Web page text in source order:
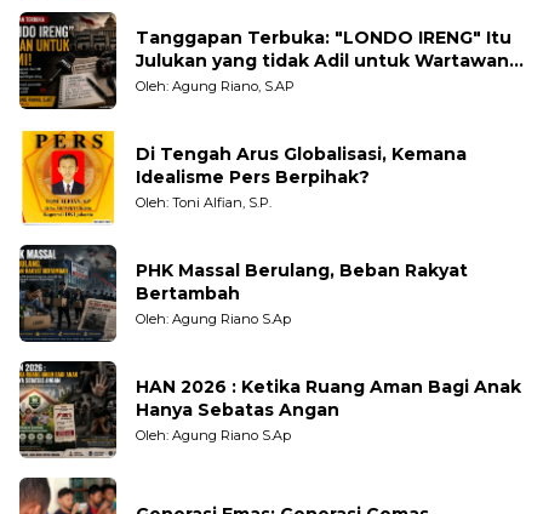
Tanggapan Terbuka: "LONDO IRENG" Itu
Julukan yang tidak Adil untuk Wartawan,
Pengamat dan LSM
Oleh: Agung Riano, S.AP
Di Tengah Arus Globalisasi, Kemana
Idealisme Pers Berpihak?
Oleh: Toni Alfian, S.P.
PHK Massal Berulang, Beban Rakyat
Bertambah
Oleh: Agung Riano S.Ap
HAN 2026 : Ketika Ruang Aman Bagi Anak
Hanya Sebatas Angan
Oleh: Agung Riano S.Ap